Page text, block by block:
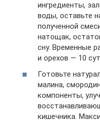
ингредиенты,
воды, оставьте
полученной
натощак,
сну. Временные
и орехов — 10
Готовьте
малина,
компоненты,
кишечника.